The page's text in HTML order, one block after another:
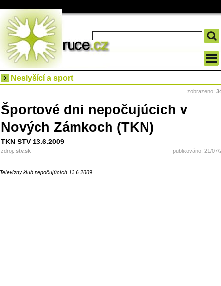
Neslyšící a sport
zobrazeno:
Športové dni nepočujúcich v
Nových Zámkoch (TKN)
TKN STV 13.6.2009
zdroj: stv.sk publikováno: 21/07/
Televízny klub nepočujúcich 13.6.2009